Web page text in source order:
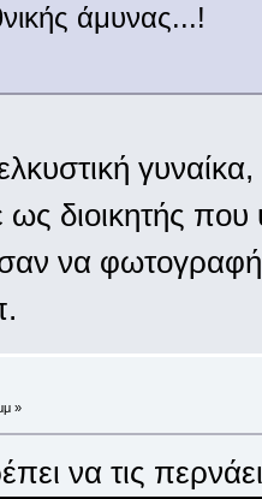
άμυνας...!
διοικητής που
σαν να
»
να τις περνάει